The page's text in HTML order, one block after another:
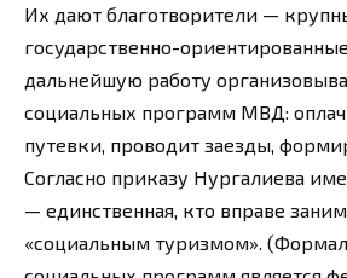
Их дают благотворители —
государственно-
дальнейшую работу
социальных программ МВД:
путевки, проводит заезды,
Согласно приказу Нургалиева
— единственная, кто вправе
«социальным туризмом».